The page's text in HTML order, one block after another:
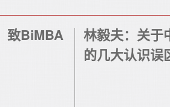
致BiMBA
林毅夫：关于
的几大认识误